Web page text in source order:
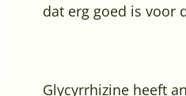
dat erg goed is voor
Glycyrrhizine heeft